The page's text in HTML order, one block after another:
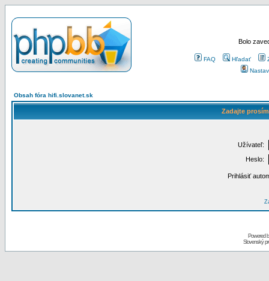
Bolo
FAQ Hľadať
Obsah fóra hifi.slovanet.sk
Zadajte
Užívateľ:
Heslo:
Prihlásiť
Powered
Slovenský